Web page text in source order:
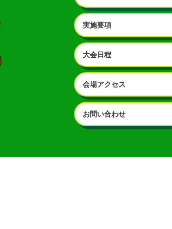
実施要項
大会日程
会場アクセス
お問い合わせ